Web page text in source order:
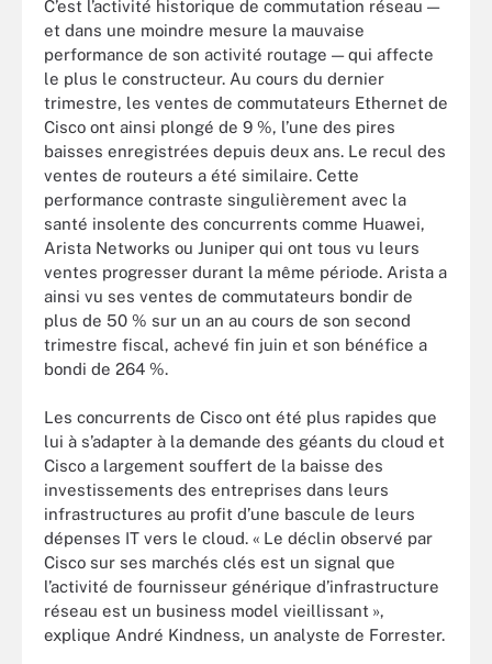
C’est l’activité historique de commutation réseau —
et dans une moindre mesure la mauvaise
performance de son activité routage — qui affecte
le plus le constructeur. Au cours du dernier
trimestre, les ventes de commutateurs Ethernet de
Cisco ont ainsi plongé de 9 %, l’une des pires
baisses enregistrées depuis deux ans. Le recul des
ventes de routeurs a été similaire. Cette
performance contraste singulièrement avec la
santé insolente des concurrents comme Huawei,
Arista Networks ou Juniper qui ont tous vu leurs
ventes progresser durant la même période. Arista a
ainsi vu ses ventes de commutateurs bondir de
plus de 50 % sur un an au cours de son second
trimestre fiscal, achevé fin juin et son bénéfice a
bondi de 264 %.
Les concurrents de Cisco ont été plus rapides que
lui à s’adapter à la demande des géants du cloud et
Cisco a largement souffert de la baisse des
investissements des entreprises dans leurs
infrastructures au profit d’une bascule de leurs
dépenses IT vers le cloud. « Le déclin observé par
Cisco sur ses marchés clés est un signal que
l’activité de fournisseur générique d’infrastructure
réseau est un business model vieillissant »,
explique André Kindness, un analyste de Forrester.